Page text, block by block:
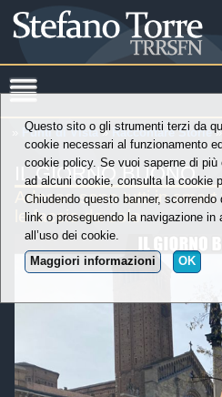
Punti di Vista » Raccontare Storie
IL GIORNO BUONO
Adesso sono tutti in
le faccio da solo
Questo sito o gli strumenti terzi da
cookie necessari al funzionamento
cookie policy. Se vuoi saperne di
ad alcuni cookie, consulta la cookie
Chiudendo questo banner,
link o proseguendo la navigazione
all’uso dei cookie.
Maggiori informazioni
OK